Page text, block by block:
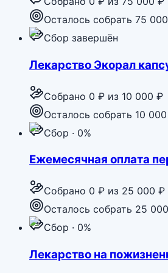
Осталось собрать 75
Сбор завершён
Лекарство Экорал
Собрано 0 ₽ из 10 000 ₽
Осталось собрать 10
Сбор · 0%
Ежемесячная оплата
Собрано 0 ₽ из 25 000 ₽
Осталось собрать 25
Сбор · 0%
Лекарство на